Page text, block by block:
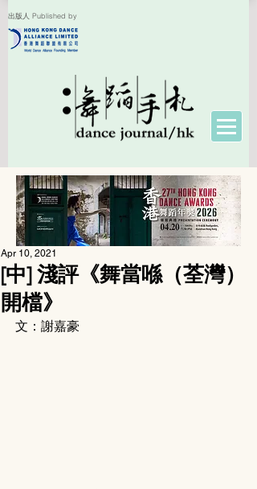
出版人 Published by
[中] 淺評《舞當喺（荃灣）
開檔》
Apr 10, 2021
文：謝嘉豪